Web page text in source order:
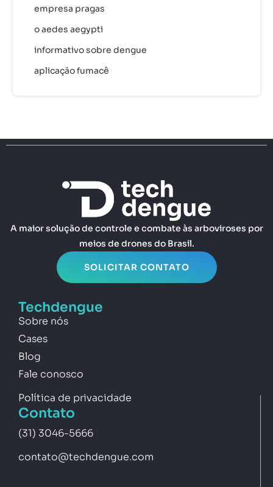
empresa pragas
o aedes aegypti
informativo sobre dengue
aplicação fumacê
A maior solução de controle e combate às arboviroses por
meios de drones do Brasil.
SOLICITAR CONTATO
Techdengue
Sobre nós
Cases
Blog
Fale conosco
Política de privacidade
Contato
(31) 3046-5666
contato@techdengue.com